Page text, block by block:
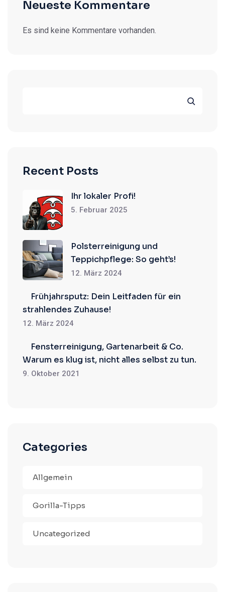
Neueste Kommentare
Es sind keine Kommentare vorhanden.
Recent Posts
Ihr lokaler Profi!
5. Februar 2025
Polsterreinigung und
Teppichpflege: So geht’s!
12. März 2024
Frühjahrsputz: Dein Leitfaden für ein
strahlendes Zuhause!
12. März 2024
Fensterreinigung, Gartenarbeit & Co.
Warum es klug ist, nicht alles selbst zu tun.
9. Oktober 2021
Categories
Allgemein
Gorilla-Tipps
Uncategorized